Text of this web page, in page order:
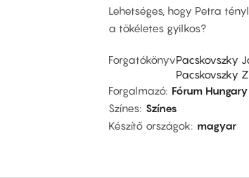
Lehetséges, hogy Petra
a tökéletes gyilkos?
ForgatókönyvPacskovszky
Pacskovszky
Forgalmazó Fórum Hungary
Színes Színes
Készítő országok
magyar